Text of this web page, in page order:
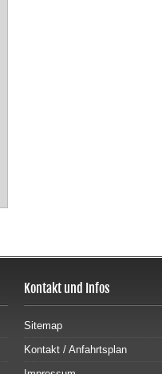
Kontakt und Infos
Sitemap
Kontakt / Anfahrtsplan